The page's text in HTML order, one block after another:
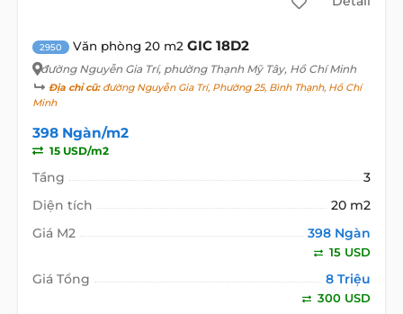
2950 Văn phòng 20 m2 GIC 18D2
đường Nguyễn Gia Trí, phường Thạnh Mỹ Tây, Hồ Chí Minh
Địa chỉ cũ:đường Nguyễn Gia Trí, Phường 25, Bình Thạnh, Hồ Chí
Minh
398 Ngàn/m2
15 USD/m2
Tầng
3
Diện tích
20 m2
Giá M2
398 Ngàn
15 USD
Giá Tổng 8 Triệu
300 USD